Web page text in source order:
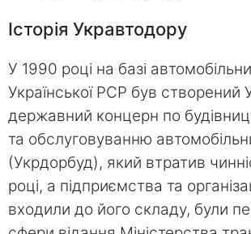
Історія Укравтодору
У 1990 році на базі
Української РСР був створений
державний концерн по
та обслуговуванню
(Укрдорбуд), який втратив
році, а підприємства та
входили до його складу, були